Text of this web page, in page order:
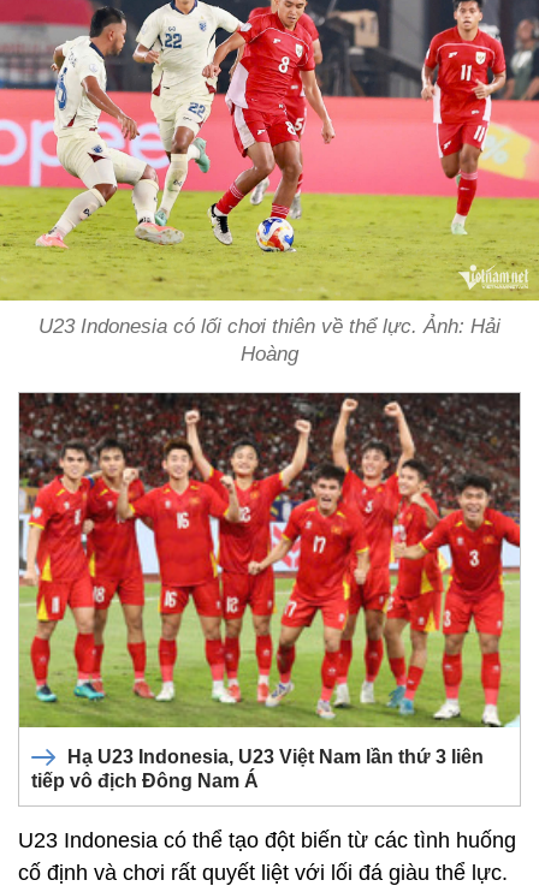
U23 Indonesia có lối chơi thiên về thể lực. Ảnh: Hải
Hoàng
Hạ U23 Indonesia, U23 Việt Nam lần thứ 3 liên
tiếp vô địch Đông Nam Á
U23 Indonesia có thể tạo đột biến từ các tình huống
cố định và chơi rất quyết liệt với lối đá giàu thể lực.